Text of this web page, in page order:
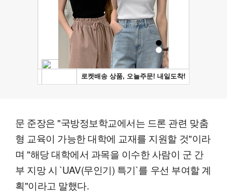
문 준장은 "국방정보학교에서는 드론 관련 맞춤
형 교육이 가능한 대학에 교재를 지원할 것"이라
며 "해당 대학에서 과목을 이수한 사람이 군 간
부 지망 시 `UAV(무인기) 특기`를 우선 부여할 계
획"이라고 말했다.